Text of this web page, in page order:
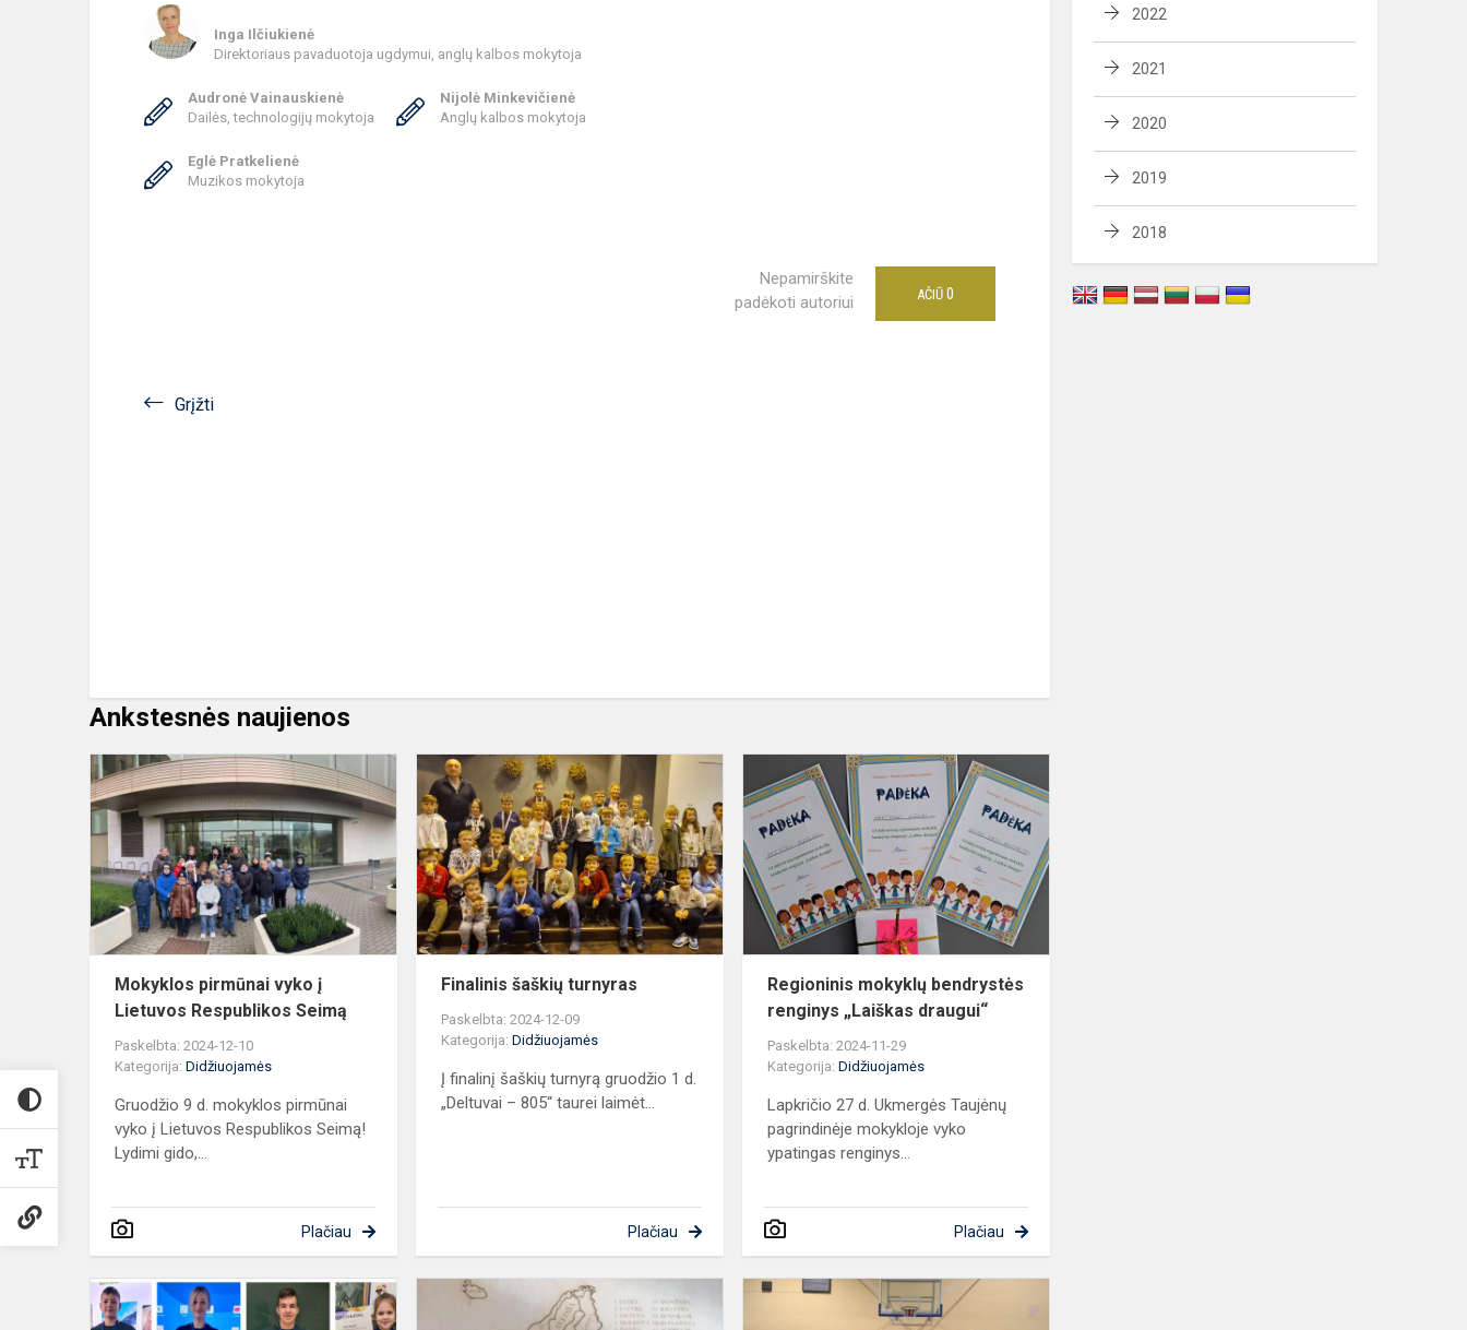
Inga Ilčiukienė
Direktoriaus pavaduotoja ugdymui, anglų kalbos mokytoja
Audronė Vainauskienė
Dailės, technologijų mokytoja
Nijolė Minkevičienė
Anglų kalbos mokytoja
Eglė Pratkelienė
Muzikos mokytoja
Nepamirškite
padėkoti autoriui
AČIŪ 0
Grįžti
Ankstesnės naujienos
Mokyklos
pirmūnai
vyko
Lietuvos
Respublikos
Seimą
Mokyklos pirmūnai vyko į
Lietuvos Respublikos Seimą
Paskelbta: 2024-12-10
Kategorija: Didžiuojamės
Gruodžio 9 d. mokyklos pirmūnai
vyko į Lietuvos Respublikos Seimą!
Lydimi gido,...
Plačiau
Finalinis
šaškių
turnyras
Finalinis šaškių turnyras
Paskelbta: 2024-12-09
Kategorija:Didžiuojamės
Į finalinį šaškių turnyrą gruodžio 1 d.
„Deltuvai – 805“ taurei laimėt...
Plačiau
mokyklų
renginys
„Laiškas
Regioninis mokyklų bendrystės
renginys „Laiškas draugui“
Paskelbta: 2024-11-29
Kategorija:Didžiuojamės
Lapkričio 27 d. Ukmergės Taujėnų
pagrindinėje mokykloje vyko
ypatingas renginys...
Plačiau
KINGS
LYGA
Užupiečiai
2022
2021
2020
2019
2018